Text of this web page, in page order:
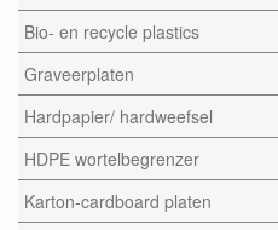
Bio- en recycle plastics
Graveerplaten
Hardpapier/ hardweefsel
HDPE wortelbegrenzer
Karton-cardboard platen